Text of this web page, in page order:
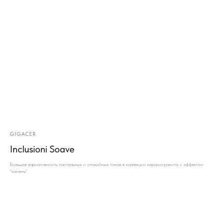
GIGACER
Inclusioni Soave
Большая вариативность пастельных и спокойных тонов в коллекции керамогранита с эффектом
"камень".